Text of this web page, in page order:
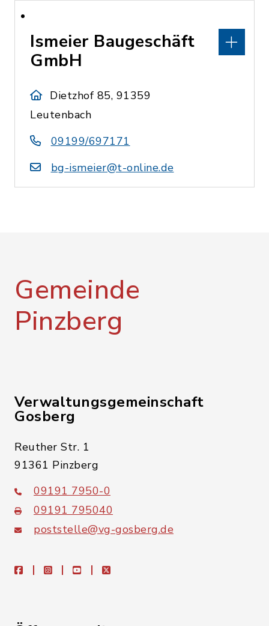
Ismeier Baugeschäft
GmbH
Dietzhof 85, 91359
Leutenbach
09199/697171
bg-ismeier@t-online.de
Gemeinde
Pinzberg
Verwaltungsgemeinschaft
Gosberg
Reuther Str. 1
91361 Pinzberg
09191 7950-0
09191 795040
poststelle@vg-gosberg.de
facebookinstagramyoutubeX